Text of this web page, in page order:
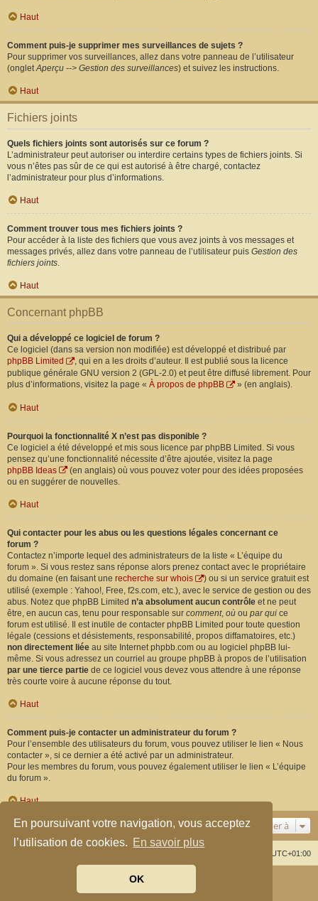
En poursuivant votre navigation, vous acceptez
l’utilisation de cookies. En savoir plus
OK
Haut
Comment puis-je supprimer mes surveillances de sujets ?
Pour supprimer vos surveillances, allez dans votre panneau de l’utilisateur
(ongletAperçu --> Gestion des surveillances) et suivez les instructions.
Haut
Fichiers joints
Quels fichiers joints sont autorisés sur ce forum ?
L’administrateur peut autoriser ou interdire certains types de fichiers joints. Si
vous n’êtes pas sûr de ce qui est autorisé à être chargé, contactez
l’administrateur pour plus d’informations.
Haut
Comment trouver tous mes fichiers joints ?
Pour accéder à la liste des fichiers que vous avez joints à vos messages et
messages privés, allez dans votre panneau de l’utilisateur puis Gestion des
fichiers joints.
Haut
Concernant phpBB
Qui a développé ce logiciel de forum ?
Ce logiciel (dans sa version non modifiée) est développé et distribué par
phpBB Limited
, qui en a les droits d’auteur. Il est publié sous la licence
publique générale GNU version 2 (GPL-2.0) et peut être diffusé librement. Pour
plus d’informations, visitez la page « À propos de phpBB » (en anglais).
Haut
Pourquoi la fonctionnalité X n’est pas disponible ?
Ce logiciel a été développé et mis sous licence par phpBB Limited. Si vous
pensez qu’une fonctionnalité nécessite d’être ajoutée, visitez la page
phpBB Ideas
(en anglais) où vous pouvez voter pour des idées proposées
ou en suggérer de nouvelles.
Haut
Qui contacter pour les abus ou les questions légales concernant ce
forum ?
Contactez n’importe lequel des administrateurs de la liste « L’équipe du
forum ». Si vous restez sans réponse alors prenez contact avec le propriétaire
du domaine (en faisant une recherche sur whois
) ou si un service gratuit est
utilisé (exemple : Yahoo!, Free, f2s.com, etc.), avec le service de gestion ou des
abus. Notez que phpBB Limited n’a absolument aucun contrôle et ne peut
être, en aucun cas, tenu pour responsable sur comment, où ou par qui ce
forum est utilisé. Il est inutile de contacter phpBB Limited pour toute question
légale (cessions et désistements, responsabilité, propos diffamatoires, etc.)
non directement liée au site Internet phpbb.com ou au logiciel phpBB lui-
même. Si vous adressez un courriel au groupe phpBB à propos de l’utilisation
par une tierce partie de ce logiciel vous devez vous attendre à une réponse
très courte voire à aucune réponse du tout.
Haut
Comment puis-je contacter un administrateur du forum ?
Pour l’ensemble des utilisateurs du forum, vous pouvez utiliser le lien « Nous
contacter », si ce dernier a été activé par un administrateur.
Pour les membres du forum, vous pouvez également utiliser le lien « L’équipe
du forum ».
Haut
Aller à
UTC+01:00
phpBB ® Forum Software © phpBB Limited
Traduit parphpBB-fr.com